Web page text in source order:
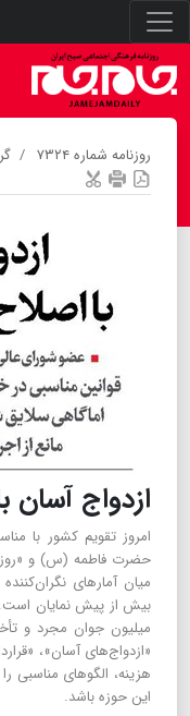
روزنامه شماره ۷۳۲۴
ازدواج
امروز تقویم کشور با
حضرت فاطمه (س) و «روز
میان آمارهای
میلیون جوان مجرد و
«ازدواج‌های آسان»،
هزینه‌‌، الگوهای مناسبی
این حوزه باشد.